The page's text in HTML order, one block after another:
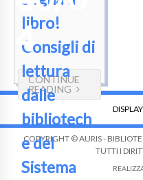
4
libro!
Consigli di
lettura
dalle
bibliotech
e del
Sistema
CONTINUE
READING
COPYRIGHT © AURIS -
TUTTI I